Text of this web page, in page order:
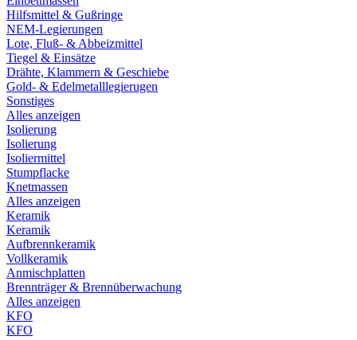
Hilfsmittel & Gußringe
NEM-Legierungen
Lote, Fluß- & Abbeizmittel
Tiegel & Einsätze
Drähte, Klammern & Geschiebe
Gold- & Edelmetalllegierugen
Sonstiges
Alles anzeigen
Isolierung
Isolierung
Isoliermittel
Stumpflacke
Knetmassen
Alles anzeigen
Keramik
Keramik
Aufbrennkeramik
Vollkeramik
Anmischplatten
Brennträger & Brennüberwachung
Alles anzeigen
KFO
KFO